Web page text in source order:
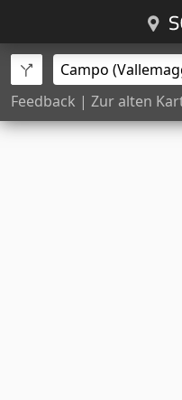
Feedback | Zur alten